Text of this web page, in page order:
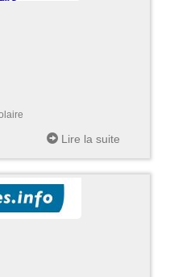
Lire la suite